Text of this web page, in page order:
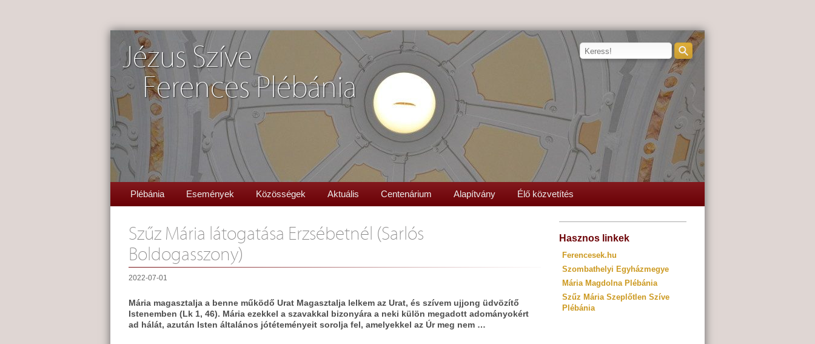
Jézus Szíve
Ferences Plébánia
Plébánia Események Közösségek Aktuális Centenárium Alapítvány Élő közvetítés
Szűz Mária látogatása Erzsébetnél (Sarlós
Boldogasszony)
2022-07-01
Mária magasztalja a benne működő Urat Magasztalja lelkem az Urat, és szívem ujjong üdvözítő
Istenemben (Lk 1, 46). Mária ezekkel a szavakkal bizonyára a neki külön megadott adományokért
ad hálát, azután Isten általános jótéteményeit sorolja fel, amelyekkel az Úr meg nem …
Hasznos linkek
Ferencesek.hu
Szombathelyi Egyházmegye
Mária Magdolna Plébánia
Szűz Mária Szeplőtlen Szíve
Plébánia